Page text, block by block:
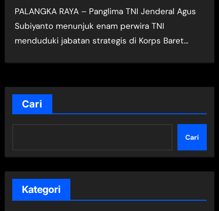
PALANGKA RAYA – Panglima TNI Jenderal Agus
Subiyanto menunjuk enam perwira TNI
menduduki jabatan strategis di Korps Baret…
Cari
Cari
Kategori